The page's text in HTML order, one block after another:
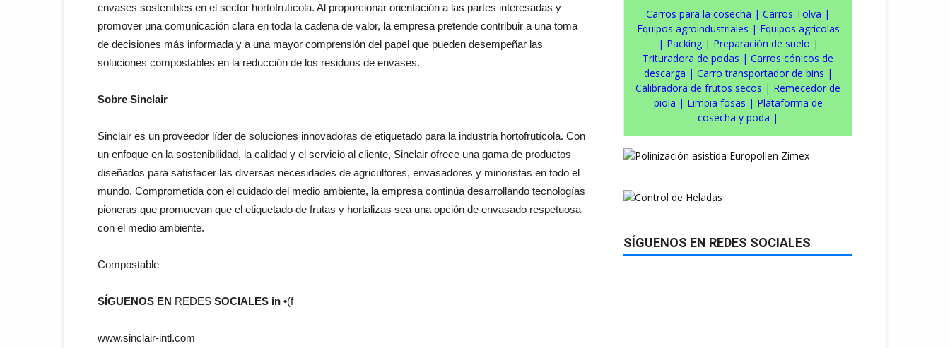
envases sostenibles en el sector hortofrutícola. Al proporcionar orientación a las partes interesadas y
promover una comunicación clara en toda la cadena de valor, la empresa pretende contribuir a una toma
de decisiones más informada y a una mayor comprensión del papel que pueden desempeñar las
soluciones compostables en la reducción de los residuos de envases.
Sobre Sinclair
Sinclair es un proveedor líder de soluciones innovadoras de etiquetado para la industria hortofrutícola. Con
un enfoque en la sostenibilidad, la calidad y el servicio al cliente, Sinclair ofrece una gama de productos
diseñados para satisfacer las diversas necesidades de agricultores, envasadores y minoristas en todo el
mundo. Comprometida con el cuidado del medio ambiente, la empresa continúa desarrollando tecnologías
pioneras que promuevan que el etiquetado de frutas y hortalizas sea una opción de envasado respetuosa
con el medio ambiente.
Compostable
SÍGUENOS EN REDES SOCIALES in •(f
www.sinclair-intl.com
Carros para la cosecha | Carros Tolva |
Equipos agroindustriales | Equipos agrícolas
| Packing| Preparación de suelo |
Trituradora de podas | Carros cónicos de
descarga | Carro transportador de bins |
Calibradora de frutos secos | Remecedor de
piola | Limpia fosas | Plataforma de
cosecha y poda |
SÍGUENOS EN REDES SOCIALES